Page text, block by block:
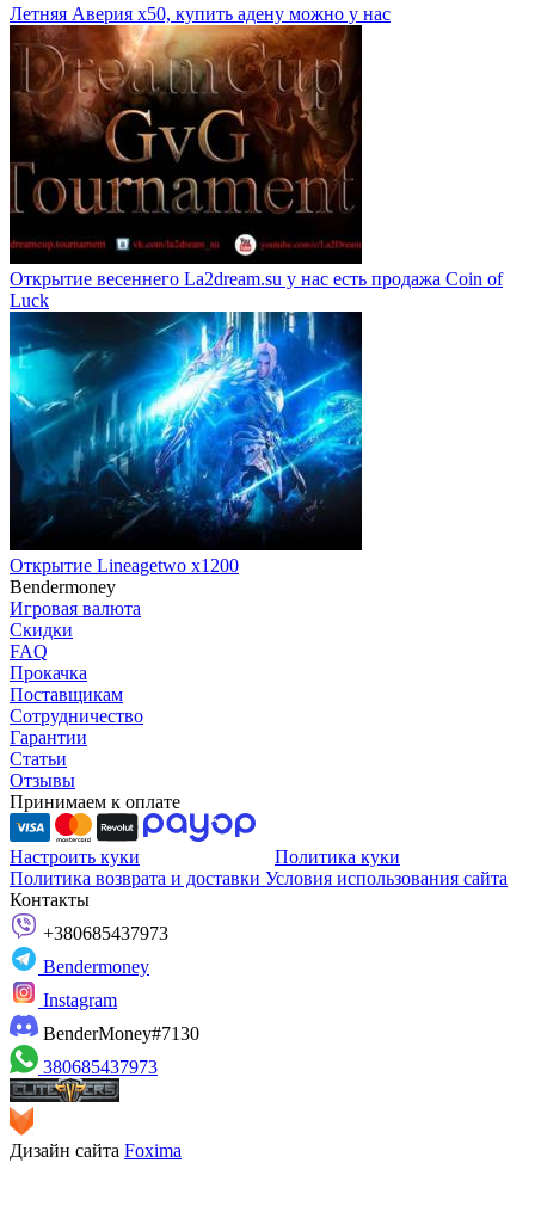
Летняя Аверия х50, купить адену можно у нас
Открытие весеннего La2dream.su у нас есть продажа Coin of
Luck
Открытие Lineagetwo x1200
Bendermoney
Игровая валюта
Скидки
FAQ
Прокачка
Поставщикам
Сотрудничество
Гарантии
Статьи
Отзывы
Принимаем к оплате
Настроить куки
Политика куки
Политика возврата и доставки Условия использования сайта
Контакты
+380685437973
Bendermoney
Instagram
BenderMoney#7130
380685437973
Дизайн сайта Foxima